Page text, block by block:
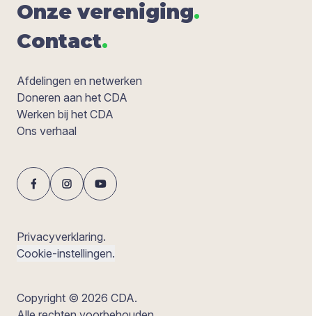
Onze ver­e­ni­ging.
Con­tact.
Afdelingen en netwerken
Doneren aan het CDA
Werken bij het CDA
Ons verhaal
Privacyverklaring.
Cookie-instellingen.
Copyright © 2026 CDA.